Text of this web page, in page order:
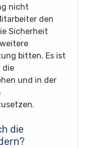
nicht
den
Sicherheit
bitten. Es ist
die
und in der
die